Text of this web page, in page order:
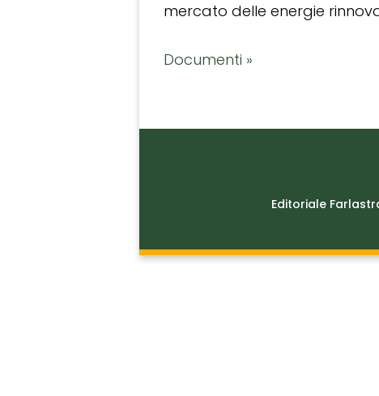
mercato delle energie
Documenti »
Editoriale